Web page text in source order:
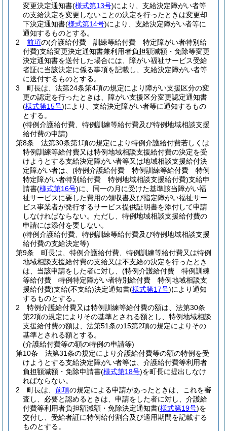
変更決定通知書(様式第13号)により、支給決定障がい者等
の支給決定を変更しないことの決定を行ったときは変更却
下決定通知書(様式第14号)により、支給決定障がい者等に
通知するものとする。
2
前項の(介護給付費 訓練等給付費 特定障がい者特別給
付費)支給変更決定通知書兼利用者負担額減額・免除等変更
決定通知書を送付した場合には、障がい福祉サービス受給
者証に当該決定に係る事項を記載し、支給決定障がい者等
に送付するものとする。
3
町長は、法第24条第4項の規定により障がい支援区分の変
更の認定を行ったときは、障がい支援区分変更認定通知書
(様式第15号)により、支給決定障がい者等に通知するもの
とする。
(特例介護給付費、特例訓練等給付費及び特例地域相談支援
給付費の申請)
第8条
法第30条第1項の規定により特例介護給付費若しくは
特例訓練等給付費又は特例地域相談支援給付費の決定を受
けようとする支給決定障がい者等又は地域相談支援給付決
定障がい者は、 (特例介護給付費 特例訓練等給付費 特例
特定障がい者特別給付費 特例地域相談支援給付費)支給申
請書(様式第16号)に、同一の月に受けた基準該当障がい福
祉サービスに要した費用の領収書及び指定障がい福祉サー
ビス事業者が発行するサービス提供証明書を添付して申請
しなければならない。 ただし、特例地域相談支援給付費の
申請には添付を要しない。
(特例介護給付費、特例訓練等給付費及び特例地域相談支援
給付費の支給決定等)
第9条
町長は、特例介護給付費、特例訓練等給付費又は特例
地域相談支援給付費の支給又は不支給の決定を行ったとき
は、当該申請をした者に対し、 (特例介護給付費 特例訓練
等給付費 特例特定障がい者特別給付費 特例地域相談支
援給付費)支給(不支給)決定通知書(様式第17号)により通知
するものとする。
2
特例介護給付費又は特例訓練等給付費の額は、法第30条
第2項の規定によりその基準とされる額とし、特例地域相談
支援給付費の額は、法第51条の15第2項の規定によりその
基準とされる額とする。
(介護給付費等の額の特例の申請等)
第10条
法第31条の規定により介護給付費等の額の特例を受
けようとする支給決定障がい者等は、介護給付費等利用者
負担額減額・免除申請書(様式第18号)を町長に提出しなけ
ればならない。
2
町長は、 前項の規定による申請があったときは、これを審
査し、必要と認めるときは、申請をした者に対し、介護給
付費等利用者負担額減額・免除決定通知書(様式第19号)を
交付し、受給者証に特例給付割合及び適用期間を記載する
ものとする。